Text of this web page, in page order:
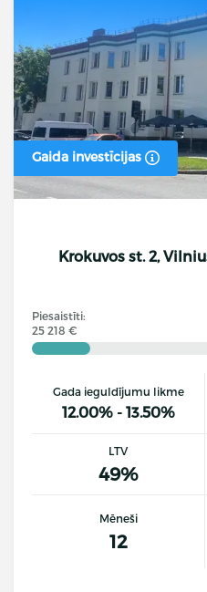
Gaida investīcijas
Krokuvos st. 2,
Piesaistīti:
25 218 €
Gada ieguldījumu likme
12.00% - 13.50%
LTV
49%
Mēneši
12